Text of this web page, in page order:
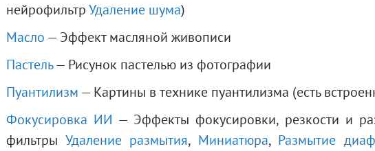
нейрофильтрУдаление шума)
Масло — Эффект масляной живописи
Пастель— Рисунок пастелью из фотографии
Пуантилизм — Картины в технике пуантилизма (есть
Фокусировка ИИ — Эффекты фокусировки, резкости и
фильтры Удаление размытия, Миниатюра, Размытие